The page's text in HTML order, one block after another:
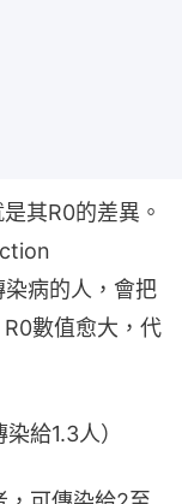
其R0的差異。
病的人，會把
數值愈大，代
給1.3人）